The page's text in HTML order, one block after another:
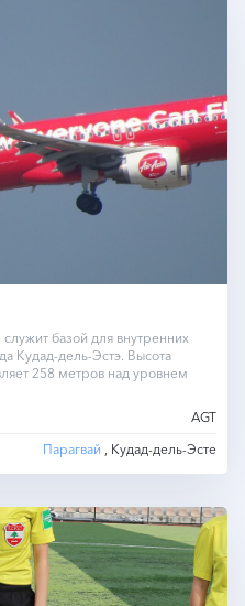
базой для внутренних
Кудад-дель-Эстэ. Высота
258 метров над уровнем
AGT
Парагвай , Кудад-дель-Эсте